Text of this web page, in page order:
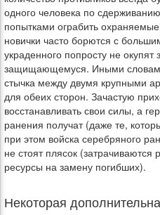
одного человека по
попытками ограбить
новички часто борются с
украденного попросту не
защищающемуся. Иными
стычка между двумя крупными
для обеих сторон. Зачастую
восстанавливать свои силы, а
ранения получат (даже те,
при этом войска серебряного
не стоят плясок
ресурсы на замену погибших).
Некоторая